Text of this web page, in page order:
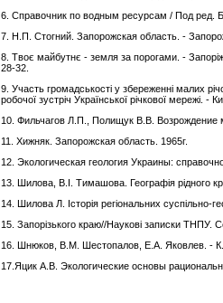
6. Справочник по водным ресурсам / Под ред.
7. Н.П. Стогний. Запорожская область. -
8. Твоє майбутнє - земля за порогами. -
28-32.
9. Участь громадськості у збереженні малих
робочої зустріч Української річкової мережі.
10. Фильчагов Л.П., Полищук В.В. Возрождение
11. Хижняк. Запорожская область. 1965г.
12. Экологическая геология Украины:
13. Шилова, В.І. Тимашова. Географія рідного
14. Шилова Л. Історія регіональних суспільно-
15. Запорізького краю//Наукові записки ТНПУ.
16. Шнюков, В.М. Шестопалов, Е.А. Яковлев. -
17.Яцик А.В. Экологические основы